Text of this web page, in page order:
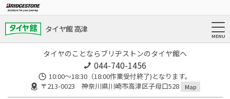
タイヤ館 高津
タイヤのことならブリヂストンのタイヤ館へ
044-740-1456
10:00～18:30（18:00作業受付終了)となります。
〒213-0023 神奈川県川崎市高津区子母口528
Map